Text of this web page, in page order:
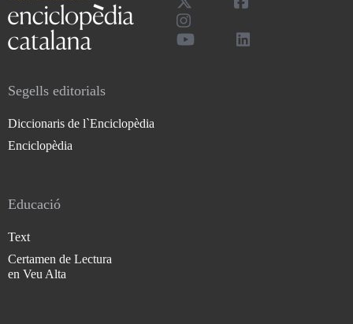
Segells editorials
Diccionaris de l`Enciclopèdia
Enciclopèdia
Educació
Text
Certamen de Lectura
en Veu Alta